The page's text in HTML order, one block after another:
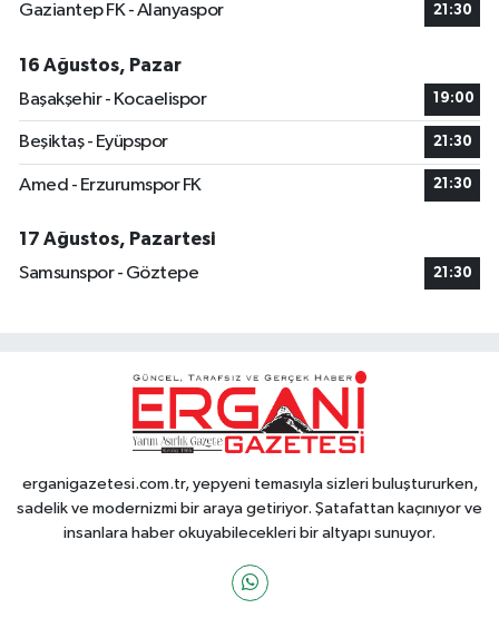
Gaziantep FK - Alanyaspor 21:30
16 Ağustos, Pazar
Başakşehir - Kocaelispor
19:00
Beşiktaş - Eyüpspor 21:30
Amed - Erzurumspor FK 21:30
17 Ağustos, Pazartesi
Samsunspor - Göztepe
21:30
erganigazetesi.com.tr, yepyeni temasıyla sizleri buluştururken,
sadelik ve modernizmi bir araya getiriyor. Şatafattan kaçınıyor ve
insanlara haber okuyabilecekleri bir altyapı sunuyor.